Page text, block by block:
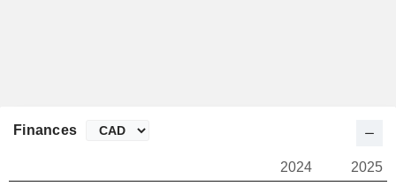
Finances
2024
2025